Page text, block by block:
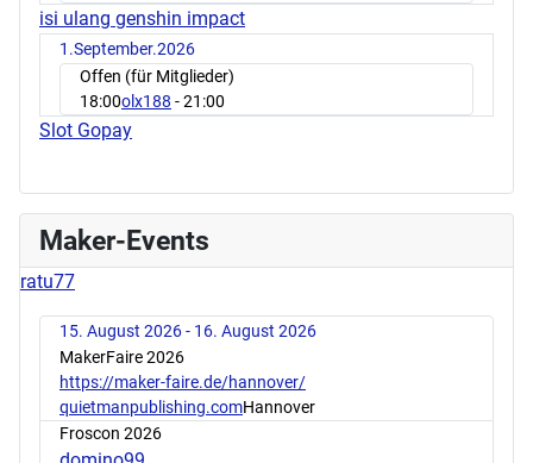
isi ulang genshin impact
1.September.2026
Offen (für Mitglieder)
18:00olx188 - 21:00
Slot Gopay
Maker-Events
ratu77
15. August 2026 - 16. August 2026
MakerFaire 2026
https://maker-faire.de/hannover/
quietmanpublishing.comHannover
Froscon 2026